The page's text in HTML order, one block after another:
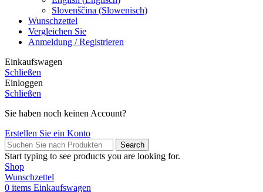
Slovenščina (Slowenisch)
Wunschzettel
Vergleichen Sie
Anmeldung / Registrieren
Einkaufswagen
Schließen
Einloggen
Schließen
Sie haben noch keinen Account?
Erstellen Sie ein Konto
Search
Start typing to see products you are looking for.
Shop
Wunschzettel
0 items Einkaufswagen